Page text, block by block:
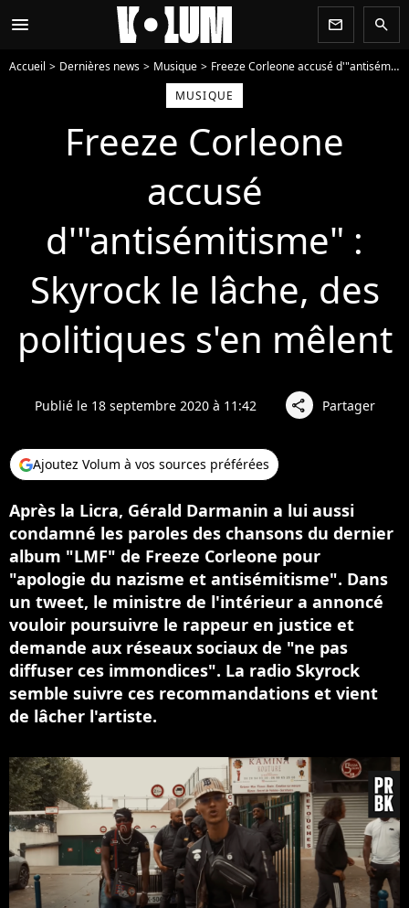
menu newsletter search
Accueil Dernières news Musique
Freeze Corleone accusé d'"antisémitisme" : Skyrock le lâche, des politiques s'en mêlent
MUSIQUE
Freeze Corleone
accusé
d'"antisémitisme" :
Skyrock le lâche, des
politiques s'en mêlent
Publié le 18 septembre 2020 à 11:42 share Partager
Ajoutez Volum à vos sources préférées
Après la Licra, Gérald Darmanin a lui aussi
condamné les paroles des chansons du dernier
album "LMF" de Freeze Corleone pour
"apologie du nazisme et antisémitisme". Dans
un tweet, le ministre de l'intérieur a annoncé
vouloir poursuivre le rappeur en justice et
demande aux réseaux sociaux de "ne pas
diffuser ces immondices". La radio Skyrock
semble suivre ces recommandations et vient
de lâcher l'artiste.